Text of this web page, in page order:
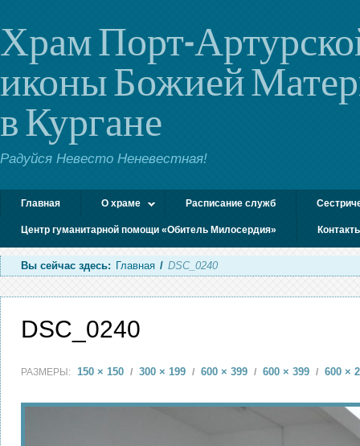
Храм Порт-
иконы Божией
в Кургане
Радуйся Невесто Неневестная!
Главная О храме Расписание служб
Центр гуманитарной помощи «Обитель Милосердия»
Вы сейчас здесь: Главная / DSC_0240
DSC_0240
РАЗМЕРЫ: 150 × 150 / 300 × 199 / 600 × 399 / 600 × 399 / 600 ×